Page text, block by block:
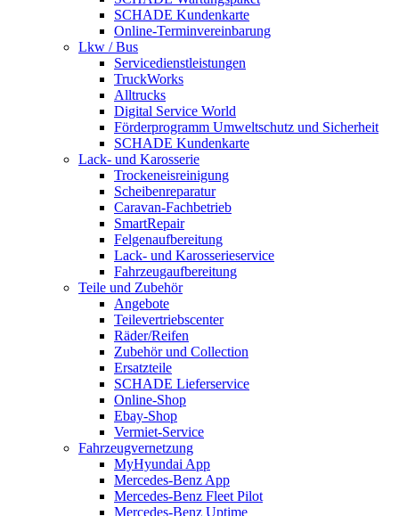
SCHADE Kundenkarte
Online-Terminvereinbarung
Lkw / Bus
Servicedienstleistungen
TruckWorks
Alltrucks
Digital Service World
Förderprogramm Umweltschutz und Sicherheit
SCHADE Kundenkarte
Lack- und Karosserie
Trockeneisreinigung
Scheibenreparatur
Caravan-Fachbetrieb
SmartRepair
Felgenaufbereitung
Lack- und Karosserieservice
Fahrzeugaufbereitung
Teile und Zubehör
Angebote
Teilevertriebscenter
Räder/Reifen
Zubehör und Collection
Ersatzteile
SCHADE Lieferservice
Online-Shop
Ebay-Shop
Vermiet-Service
Fahrzeugvernetzung
MyHyundai App
Mercedes-Benz App
Mercedes-Benz Fleet Pilot
Mercedes-Benz Uptime